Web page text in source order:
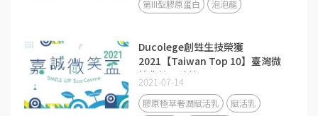
第III型膠原蛋白
泡泡龍
Ducolege創甡生技榮獲
2021【Taiwan Top 10】臺灣微
笑化粧品殊榮！
2021-07-14
膠原極萃奢潤賦活乳
賦活乳